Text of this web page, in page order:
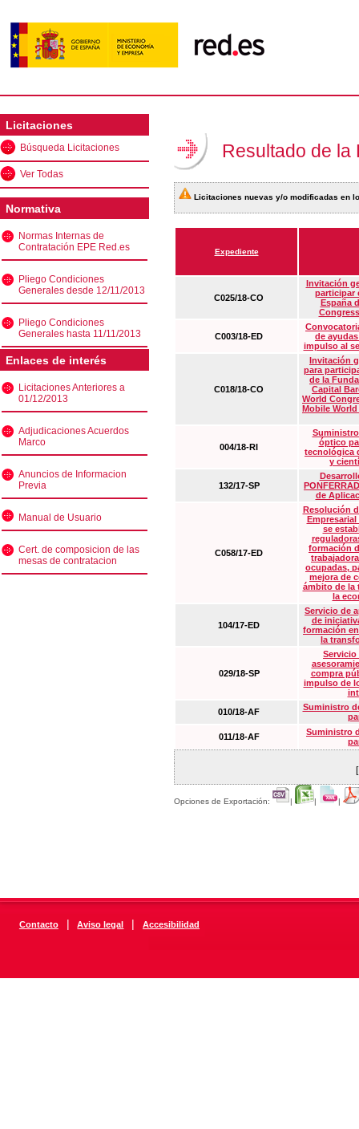
Licitaciones
Búsqueda Licitaciones
Ver Todas
Normativa
Normas Internas de
Contratación EPE Red.es
Pliego Condiciones
Generales desde 12/11/2013
Pliego Condiciones
Generales hasta 11/11/2013
Enlaces de interés
Licitaciones Anteriores a
01/12/2013
Adjudicaciones Acuerdos
Marco
Anuncios de Informacion
Previa
Manual de Usuario
Cert. de composicion de las
mesas de contratacion
Resultado de la
Licitaciones nuevas y/o modificadas en
Expediente
C025/18-CO
Invitación
participar
España
C003/18-ED
de
impulso al
C018/18-CO
Invitación
para
de la
Capital
World
Mobile
004/18-RI
óptico
tecnológica
y
132/17-SP
de
C058/17-ED
Resolución
Empresarial
se
formación
ocupadas,
mejora de
ámbito de la
la
104/17-ED
Servicio de
de
formación
la
029/18-SP
Servicio
compra
impulso de
010/18-AF
Suministro
011/18-AF
Suministro
Opciones de Exportación: | | |
Contacto | Aviso legal | Accesibilidad